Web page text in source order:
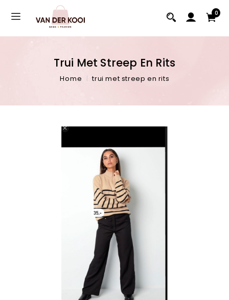
0
Trui Met Streep En Rits
Home trui met streep en rits